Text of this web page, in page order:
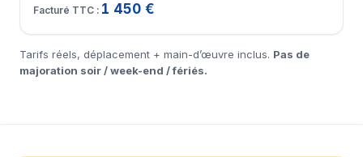
1 450 €
Tarifs réels, déplacement + main-d’œuvre inclus. Pas de
majoration soir / week-end / fériés.